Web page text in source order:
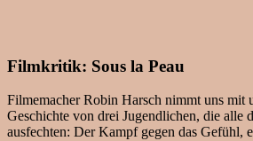
Filmkritik: Sous la Peau
Filmemacher Robin Harsch nimmt uns mit
Geschichte von drei Jugendlichen, die alle
ausfechten: Der Kampf gegen das Gefühl,